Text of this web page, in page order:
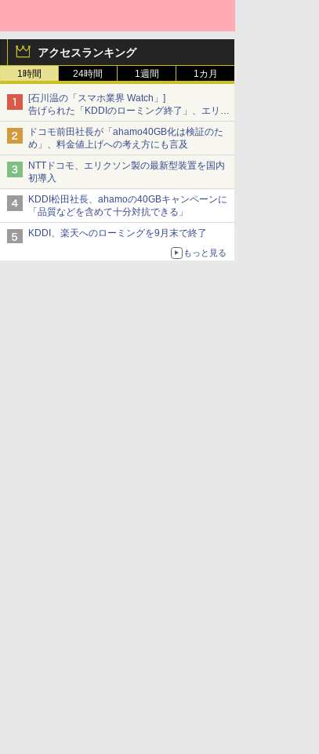
アクセスランキング
1時間 24時間 1週間 1カ月
[石川温の「スマホ業界 Watch」]
告げられた「KDDIのローミング終了」、エリア
マップの落とし穴と楽天モバイルの課題
ドコモ前田社長が「ahamo40GB化は検証のた
め」、料金値上げへの考え方にも言及
NTTドコモ、エリクソン製の最新型装置を国内
初導入
KDDI松田社長、ahamoの40GBキャンペーンに
「品質などを含めて十分対抗できる」
KDDI、楽天へのローミングを9月末で終了
もっと見る